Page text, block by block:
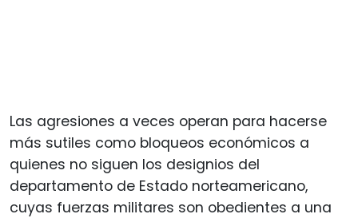
Las agresiones a veces operan para hacerse
más sutiles como bloqueos económicos a
quienes no siguen los designios del
departamento de Estado norteamericano,
cuyas fuerzas militares son obedientes a una